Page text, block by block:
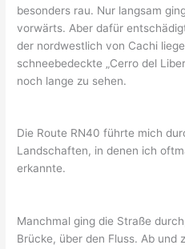
besonders rau. Nur langsam
vorwärts. Aber dafür
der nordwestlich von Cachi
schneebedeckte „Cerro del
noch lange zu sehen.
Die Route RN40 führte mich
Landschaften, in denen ich
erkannte.
Manchmal ging die Straße
Brücke, über den Fluss. Ab und